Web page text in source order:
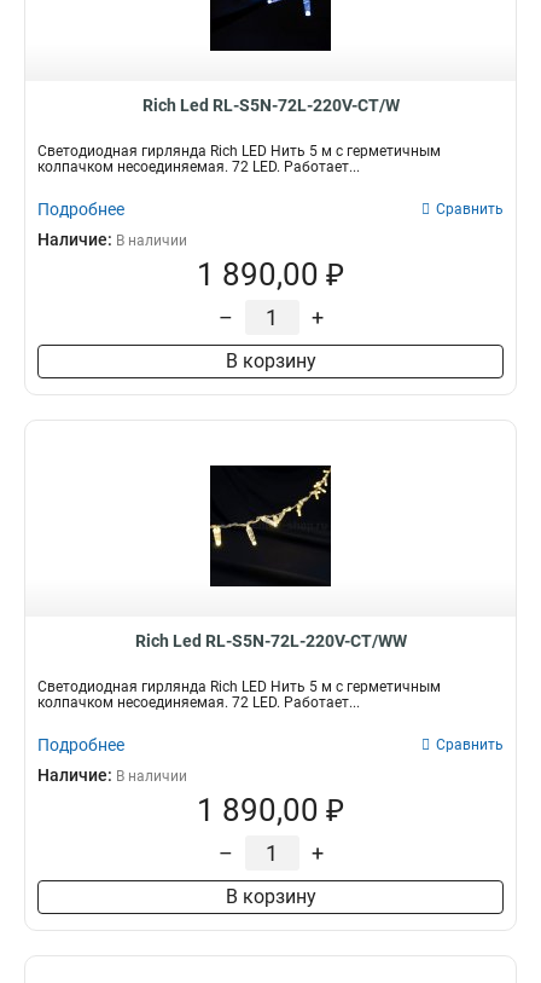
Rich Led RL-S5N-72L-220V-CT/W
Светодиодная гирлянда Rich LED Нить 5 м с герметичным
колпачком несоединяемая. 72 LED. Работает...
Подробнее Сравнить
Наличие: В наличии
1 890,00 ₽
– +
В корзину
Rich Led RL-S5N-72L-220V-CT/WW
Светодиодная гирлянда Rich LED Нить 5 м с герметичным
колпачком несоединяемая. 72 LED. Работает...
Подробнее Сравнить
Наличие: В наличии
1 890,00 ₽
– +
В корзину